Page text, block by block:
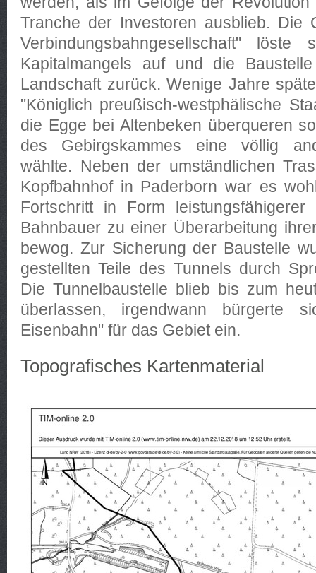
Tranche der Investoren ausblieb. Die
Verbindungsbahngesellschaft"
Kapitalmangels auf und die
Landschaft zurück. Wenige Jahre
"Königlich preußisch-westphälische
die Egge bei Altenbeken überqueren
des Gebirgskammes eine völlig
wählte. Neben der umständlichen
Kopfbahnhof in Paderborn war es
Fortschritt in Form
Bahnbauer zu einer Überarbeitung
bewog. Zur Sicherung der Baustelle
gestellten Teile des Tunnels durch
Die Tunnelbaustelle blieb bis zum
überlassen, irgendwann bürgerte
Eisenbahn" für das Gebiet ein.
Topografisches Kartenmaterial